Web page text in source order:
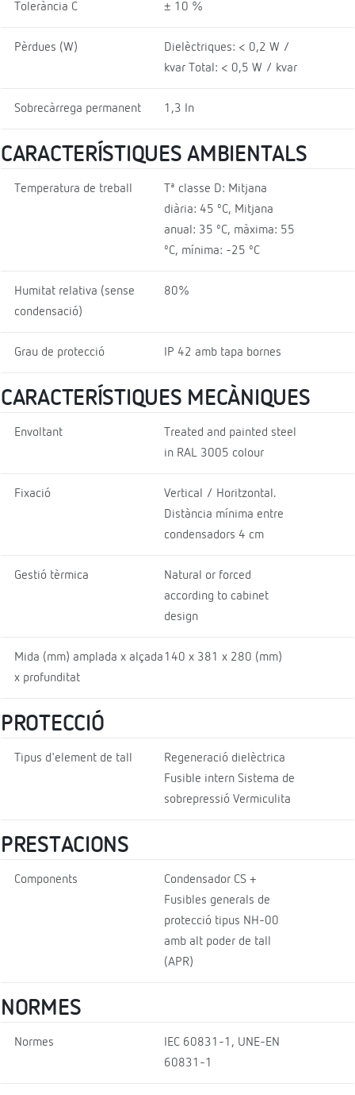
Tolerància C ± 10 %
Pèrdues (W)
Dielèctriques: < 0,2 W /
kvar Total: < 0,5 W / kvar
Sobrecàrrega permanent 1,3 In
CARACTERÍSTIQUES AMBIENTALS
Temperatura de treball
Tª classe D: Mitjana
diària: 45 ºC, Mitjana
anual: 35 ºC, màxima: 55
ºC, mínima: -25 ºC
Humitat relativa (sense
condensació)
80%
Grau de protecció IP 42 amb tapa bornes
CARACTERÍSTIQUES MECÀNIQUES
Envoltant
Treated and painted steel
in RAL 3005 colour
Fixació
Vertical / Horitzontal.
Distància mínima entre
condensadors 4 cm
Gestió tèrmica
Natural or forced
according to cabinet
design
Mida (mm) amplada x alçada
x profunditat
140 x 381 x 280 (mm)
PROTECCIÓ
Tipus d'element de tall
Regeneració dielèctrica
Fusible intern Sistema de
sobrepressió Vermiculita
PRESTACIONS
Components
Condensador CS +
Fusibles generals de
protecció tipus NH-00
amb alt poder de tall
(APR)
NORMES
Normes
IEC 60831-1, UNE-EN
60831-1